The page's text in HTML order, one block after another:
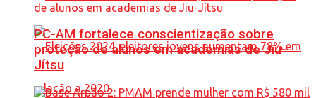
PC-AM fortalece conscientização sobre
proteção de alunos em academias de Jiu-
Jítsu